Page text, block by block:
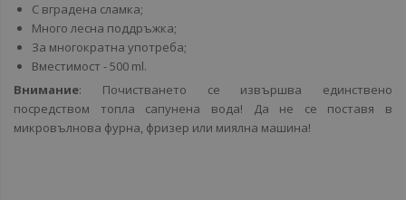
С вградена сламка;
Много лесна поддръжка;
За многократна употреба;
Вместимост - 500 ml.
Внимание: Почистването се извършва единствено
посредством топла сапунена вода! Да не се поставя в
микровълнова фурна, фризер или миялна машина!